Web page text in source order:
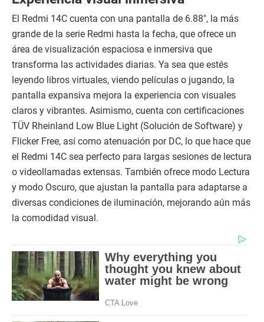
El Redmi 14C cuenta con una pantalla de 6.88″, la más
grande de la serie Redmi hasta la fecha, que ofrece un
área de visualización espaciosa e inmersiva que
transforma las actividades diarias. Ya sea que estés
leyendo libros virtuales, viendo películas o jugando, la
pantalla expansiva mejora la experiencia con visuales
claros y vibrantes. Asimismo, cuenta con certificaciones
TÜV Rheinland Low Blue Light (Solución de Software) y
Flicker Free, así como atenuación por DC, lo que hace que
el Redmi 14C sea perfecto para largas sesiones de lectura
o videollamadas extensas. También ofrece modo Lectura
y modo Oscuro, que ajustan la pantalla para adaptarse a
diversas condiciones de iluminación, mejorando aún más
la comodidad visual.